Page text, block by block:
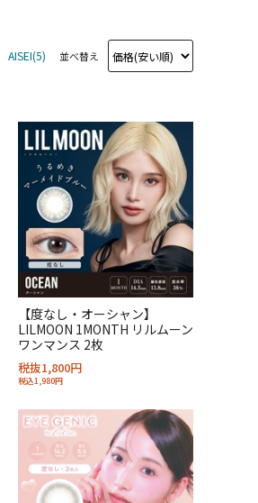
AISEI(5) 並べ替え
【度なし・オーシャン】
LILMOON 1MONTH リルムーン
ワンマンス 2枚
税抜1,800円
税込1,980円